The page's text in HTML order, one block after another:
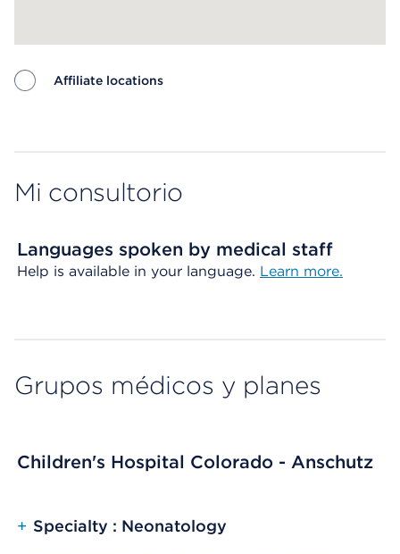
Affiliate locations
Mi consultorio
Languages spoken by medical staff
Help is available in your language. Learn more.
Grupos médicos y planes
Children's Hospital Colorado - Anschutz
+ Specialty : Neonatology